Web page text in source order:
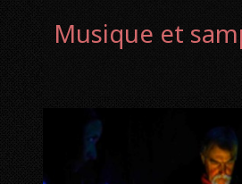
Musique et